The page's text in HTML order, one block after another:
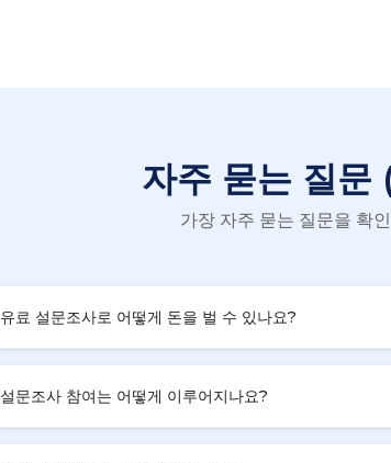
자주 묻는 질문
가장 자주 묻는 질문을 확
유료 설문조사로 어떻게 돈을 벌 수 있나요?
설문조사 참여는 어떻게 이루어지나요?